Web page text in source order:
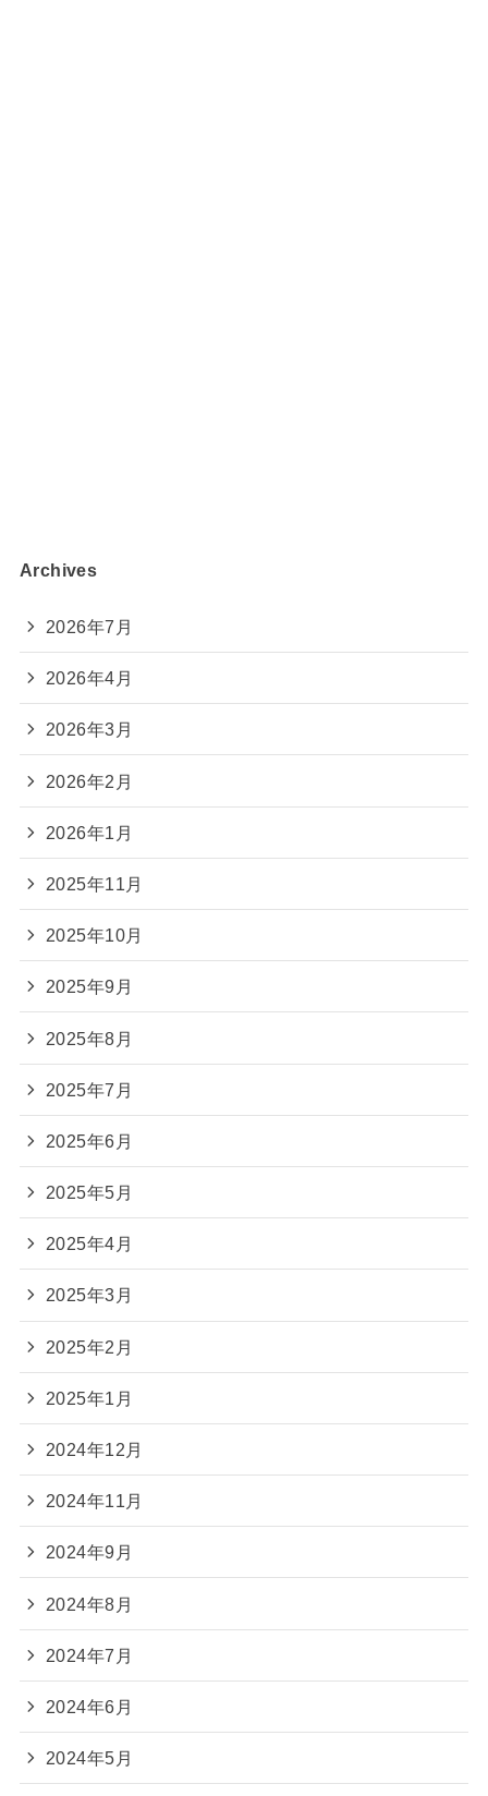
Archives
2026年7月
2026年4月
2026年3月
2026年2月
2026年1月
2025年11月
2025年10月
2025年9月
2025年8月
2025年7月
2025年6月
2025年5月
2025年4月
2025年3月
2025年2月
2025年1月
2024年12月
2024年11月
2024年9月
2024年8月
2024年7月
2024年6月
2024年5月